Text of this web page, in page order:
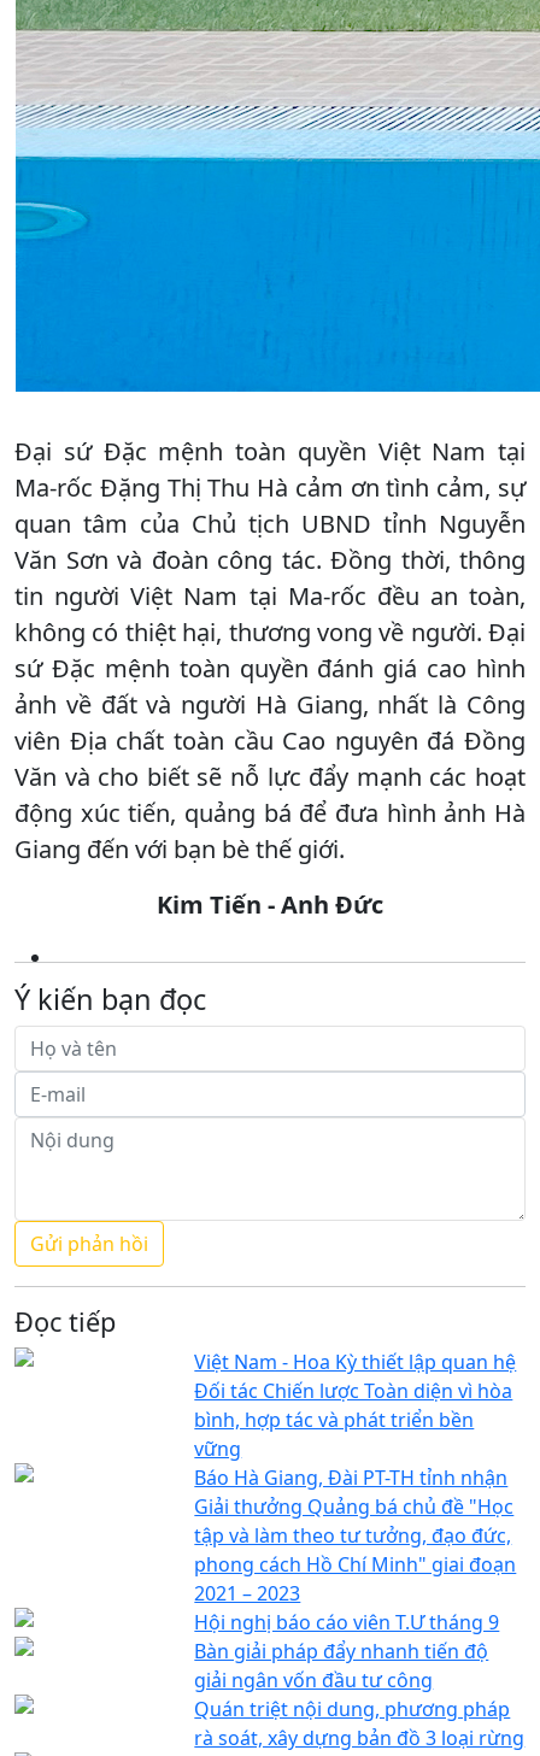
Đại sứ Đặc mệnh toàn quyền Việt Nam tại
Ma-rốc Đặng Thị Thu Hà cảm ơn tình cảm, sự
quan tâm của Chủ tịch UBND tỉnh Nguyễn
Văn Sơn và đoàn công tác. Đồng thời, thông
tin người Việt Nam tại Ma-rốc đều an toàn,
không có thiệt hại, thương vong về người. Đại
sứ Đặc mệnh toàn quyền đánh giá cao hình
ảnh về đất và người Hà Giang, nhất là Công
viên Địa chất toàn cầu Cao nguyên đá Đồng
Văn và cho biết sẽ nỗ lực đẩy mạnh các hoạt
động xúc tiến, quảng bá để đưa hình ảnh Hà
Giang đến với bạn bè thế giới.
Kim Tiến - Anh Đức
Ý kiến bạn đọc
Đọc tiếp
Việt Nam - Hoa Kỳ thiết lập quan hệ
Đối tác Chiến lược Toàn diện vì hòa
bình, hợp tác và phát triển bền
vững
Báo Hà Giang, Đài PT-TH tỉnh nhận
Giải thưởng Quảng bá chủ đề "Học
tập và làm theo tư tưởng, đạo đức,
phong cách Hồ Chí Minh" giai đoạn
2021 – 2023
Hội nghị báo cáo viên T.Ư tháng 9
Bàn giải pháp đẩy nhanh tiến độ
giải ngân vốn đầu tư công
Quán triệt nội dung, phương pháp
rà soát, xây dựng bản đồ 3 loại rừng